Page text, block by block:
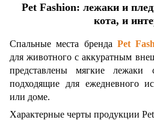
Pet Fashion: лежаки и
кота, и
Спальные места бренда Pet
для животного с аккуратным
представлены мягкие
подходящие для ежедневного
или доме.
Характерные черты продукции